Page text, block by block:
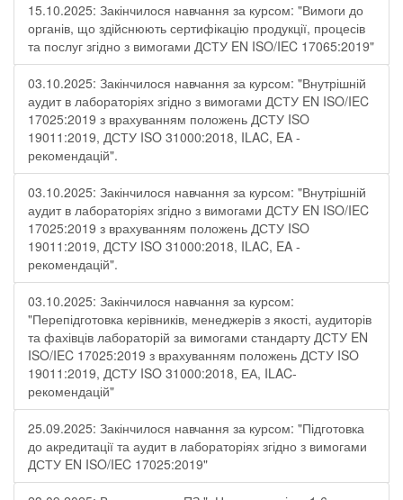
15.10.2025: Закінчилося навчання за курсом: "Вимоги до
органів, що здійснюють сертифікацію продукції, процесів
та послуг згідно з вимогами ДСТУ EN ISO/IEC 17065:2019"
03.10.2025: Закінчилося навчання за курсом: "Внутрішній
аудит в лабораторіях згідно з вимогами ДСТУ EN ISO/IEC
17025:2019 з врахуванням положень ДСТУ ISO
19011:2019, ДСТУ ISO 31000:2018, ILAC, EA -
рекомендацій".
03.10.2025: Закінчилося навчання за курсом: "Внутрішній
аудит в лабораторіях згідно з вимогами ДСТУ EN ISO/IEC
17025:2019 з врахуванням положень ДСТУ ISO
19011:2019, ДСТУ ISO 31000:2018, ILAC, EA -
рекомендацій".
03.10.2025: Закінчилося навчання за курсом:
"Перепідготовка керівників, менеджерів з якості, аудиторів
та фахівців лабораторій за вимогами стандарту ДСТУ EN
ISO/IEC 17025:2019 з врахуванням положень ДСТУ ISO
19011:2019, ДСТУ ISO 31000:2018, ЕА, ILAC-
рекомендацій"
25.09.2025: Закінчилося навчання за курсом: "Підготовка
до акредитації та аудит в лабораторіях згідно з вимогами
ДСТУ EN ISO/IEC 17025:2019"